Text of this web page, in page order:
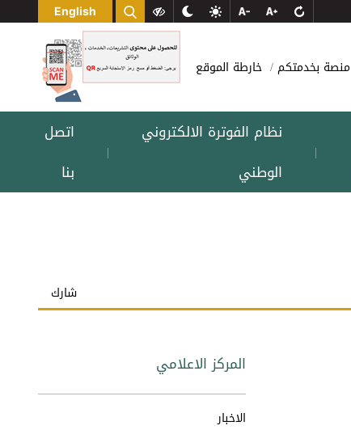
English
منصة بخدمتكم خارطة الموقع
|
نظام الفوترة الالكتروني
الوطني
|
اتصل
بنا
شارك
المركز الاعلامي
الاخبار